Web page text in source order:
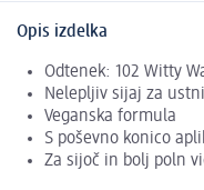
Opis izdelka
Odtenek: 102 Witty
Nelepljiv sijaj za
Veganska formula
S poševno konico
Za sijoč in bolj poln